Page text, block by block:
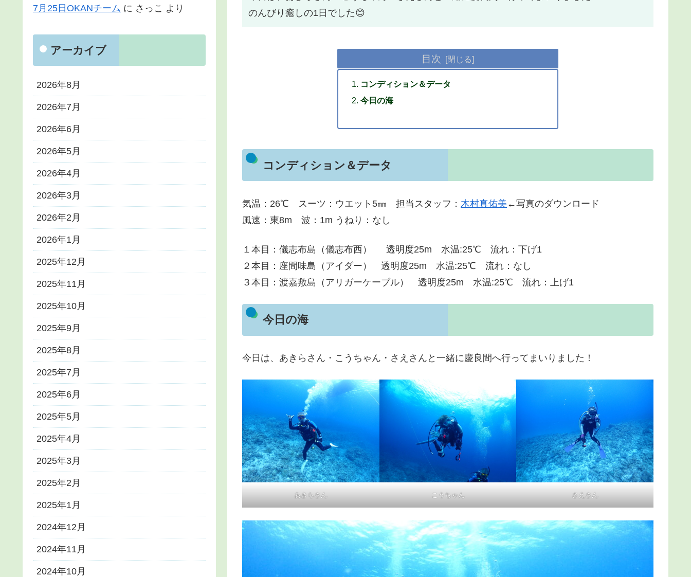
のんびり癒しの1日でした😊
目次
コンディション＆データ
今日の海
コンディション＆データ
気温：26℃ スーツ：ウエット5㎜ 担当スタッフ： 木村真佑美 ←写真のダウンロード
風速：東8m 波：1m うねり：なし
１本目：儀志布島（儀志布西） 透明度25m 水温:25℃ 流れ：下げ1
２本目：座間味島（アイダー） 透明度25m 水温:25℃ 流れ：なし
３本目：渡嘉敷島（アリガーケーブル） 透明度25m 水温:25℃ 流れ：上げ1
今日の海
今日は、あきらさん・こうちゃん・さえさんと一緒に慶良間へ行ってまいりました！
あきらさん こうちゃん さえさん
7月25日OKANチーム に さっこ より
アーカイブ
2026年8月
2026年7月
2026年6月
2026年5月
2026年4月
2026年3月
2026年2月
2026年1月
2025年12月
2025年11月
2025年10月
2025年9月
2025年8月
2025年7月
2025年6月
2025年5月
2025年4月
2025年3月
2025年2月
2025年1月
2024年12月
2024年11月
2024年10月